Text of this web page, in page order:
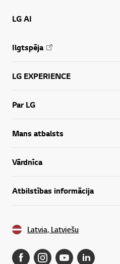
LG AI
Ilgtspēja
LG EXPERIENCE
Par LG
Mans atbalsts
Vārdnīca
Atbilstības informācija
Latvia, Latviešu